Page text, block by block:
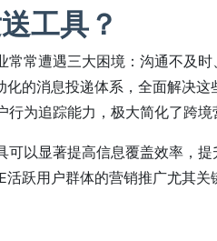
工具？
常遭遇三大困境：沟通不及
的消息投递体系，全面解决这
为追踪能力，极大简化了跨境
以显著提高信息覆盖效率，
跃用户群体的营销推广尤其关